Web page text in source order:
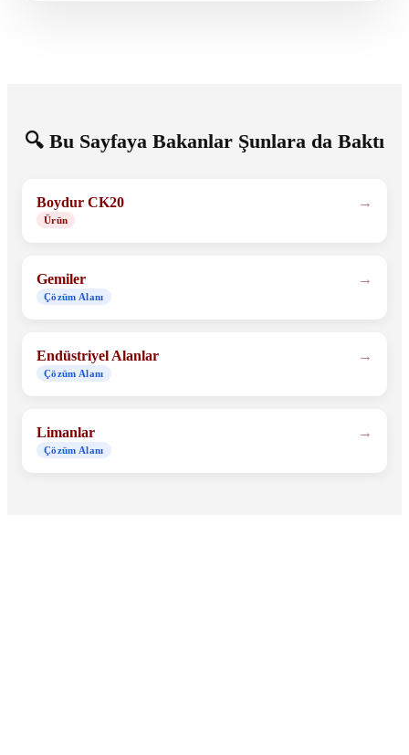
🔍 Bu Sayfaya Bakanlar Şunlara da Baktı
Boydur CK20
Ürün
Gemiler
Çözüm Alanı
Endüstriyel Alanlar
Çözüm Alanı
Limanlar
Çözüm Alanı